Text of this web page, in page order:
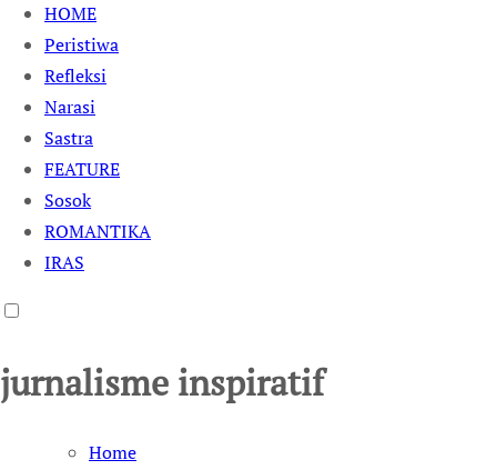
HOME
Peristiwa
Refleksi
Narasi
Sastra
FEATURE
Sosok
ROMANTIKA
IRAS
jurnalisme inspiratif
Home